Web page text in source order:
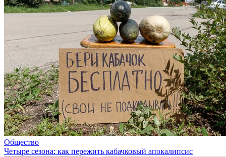
Общество
Четыре сезона: как пережить кабачковый апокалипсис